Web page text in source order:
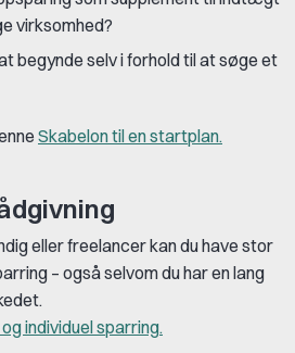
virksomhed?
begynde selv i forhold til at søge et
Skabelon til en startplan.
eller freelancer kan du have stor
– også selvom du har en lang
individuel sparring.